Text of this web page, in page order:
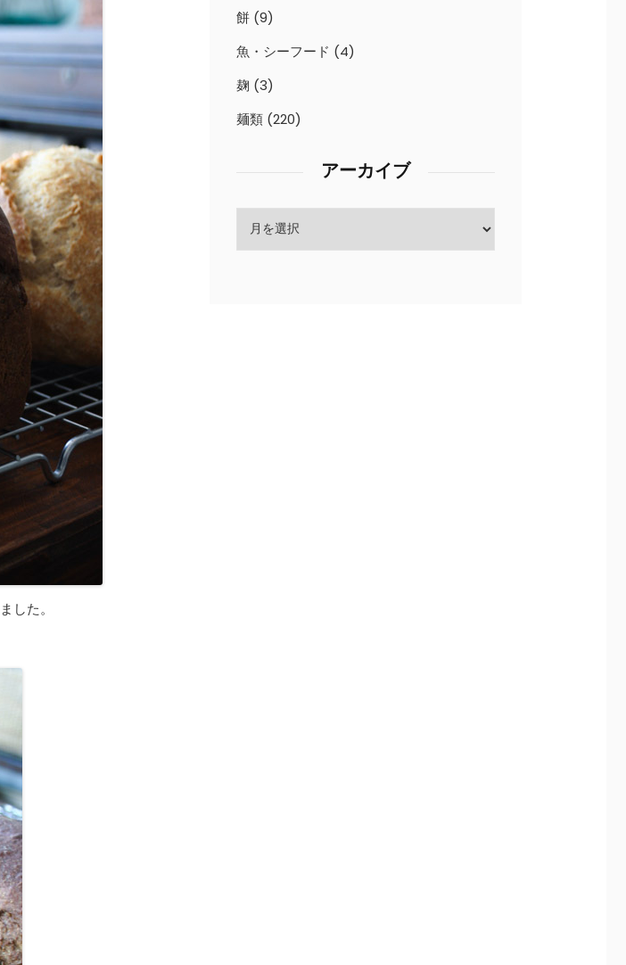
した。
餅 (9)
魚・シーフード (4)
麹 (3)
麺類 (220)
アーカイブ